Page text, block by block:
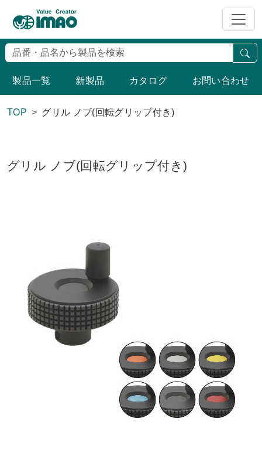
製品一覧 新製品 カタログ お問い合わせ
TOP グリル ノブ(回転グリップ付き)
グリル ノブ(回転グリップ付き)